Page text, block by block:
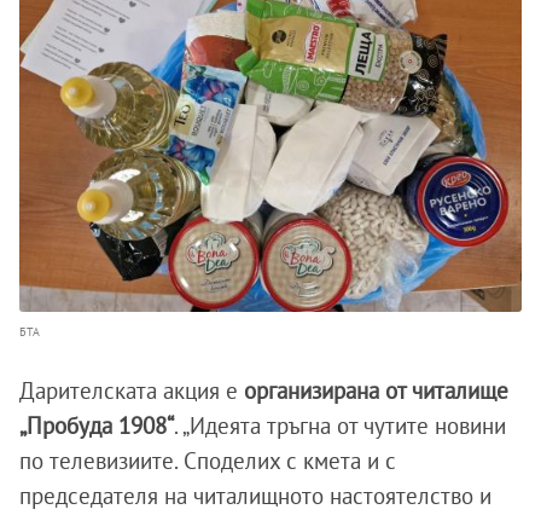
БТА
Дарителската акция е организирана от читалище
„Пробуда 1908“. „Идеята тръгна от чутите новини
по телевизиите. Споделих с кмета и с
председателя на читалищното настоятелство и